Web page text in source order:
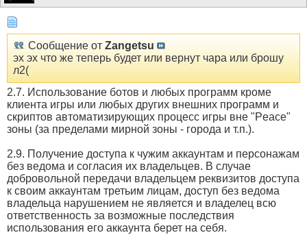
Сообщение от Zangetsu
эх эх что же теперь будет или вернут чара или брошу
л2(
2.7. Использование ботов и любых программ кроме
клиента игры или любых других внешних программ и
скриптов автоматизирующих процесс игры вне "Peace"
зоны (за пределами мирной зоны - города и т.п.).
2.9. Получение доступа к чужим аккаунтам и персонажам
без ведома и согласия их владельцев. В случае
добровольной передачи владельцем реквизитов доступа
к своим аккаунтам третьим лицам, доступ без ведома
владельца нарушением не является и владелец всю
ответственность за возможные последствия
использования его аккаунта берет на себя.